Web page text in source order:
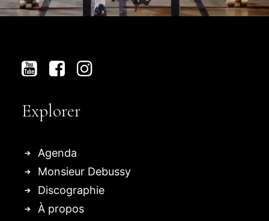
Explorer
Agenda
Monsieur Debussy
Discographie
À propos